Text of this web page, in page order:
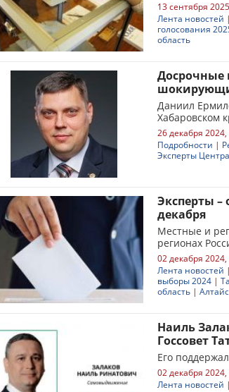
13 сентября
Лента новостей |
голосования
область
Досрочные
Даниил
Хабаровском
26 декабря
Подробности |
Эксперты
Эксперты –
декабря
Местные и
регионах
02 декабря
Лента новостей |
выборы 2024 |
область |
Наиль
Госсовет
Его
02 декабря
Лента новостей |